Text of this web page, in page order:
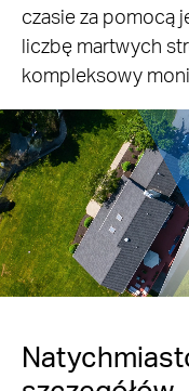
czasie za pomocą
liczbę martwych
kompleksowy